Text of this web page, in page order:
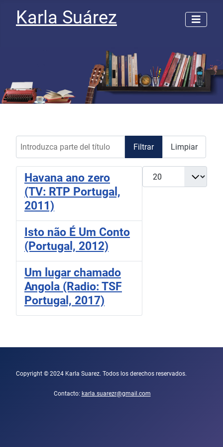
Karla Suárez
Filtrar Limpiar
Cantidad a mostrar
Havana ano zero
(TV: RTP Portugal,
2011)
Isto não É Um Conto
(Portugal, 2012)
Um lugar chamado
Angola (Radio: TSF
Portugal, 2017)
Copyright © 2024 Karla Suarez. Todos los derechos reservados.
Contacto: karla.suarezr@gmail.com